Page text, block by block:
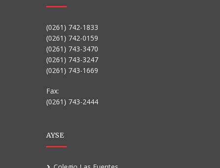
(0261) 742-1833
(0261) 742-0159
(0261) 743-3470
(0261) 743-3247
(0261) 743-1669
Fax:
(0261) 743-2444
AYSE